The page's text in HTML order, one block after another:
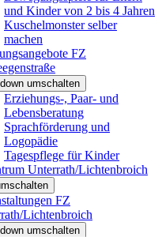
und Kinder von 2 bis 4 Jahren
Kuschelmonster selber
machen
FZ
umschalten
Erziehungs-, Paar- und
Lebensberatung
Sprachförderung und
Logopädie
Tagespflege für Kinder
Unterrath/Lichtenbroich
FZ
Lichtenbroich
umschalten